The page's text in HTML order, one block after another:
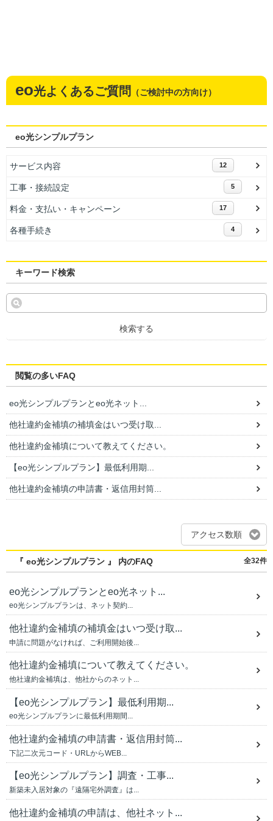
eo光よくあるご質問 （ご検討中の方向け）
eo光シンプルプラン
サービス内容 12
工事・接続設定 5
料金・支払い・キャンペーン 17
各種手続き 4
キーワード検索
検索する
閲覧の多いFAQ
eo光シンプルプランとeo光ネット...
他社違約金補填の補填金はいつ受け取...
他社違約金補填について教えてください。
【eo光シンプルプラン】最低利用期...
他社違約金補填の申請書・返信用封筒...
アクセス数順
『 eo光シンプルプラン 』 内のFAQ 全32件
eo光シンプルプランとeo光ネット...
eo光シンプルプランは、ネット契約...
他社違約金補填の補填金はいつ受け取...
申請に問題がなければ、ご利用開始後...
他社違約金補填について教えてください。
他社違約金補填は、他社からのネット...
【eo光シンプルプラン】最低利用期...
eo光シンプルプランに最低利用期間...
他社違約金補填の申請書・返信用封筒...
下記二次元コード・URLからWEB...
【eo光シンプルプラン】調査・工事...
新築未入居対象の『遠隔宅外調査』は...
他社違約金補填の申請は、他社ネット...